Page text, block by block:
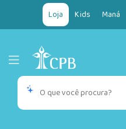
Loja Kids Maná